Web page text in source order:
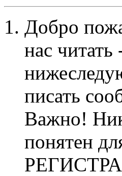
Добро
нас читать
писать
Важно!
понятен